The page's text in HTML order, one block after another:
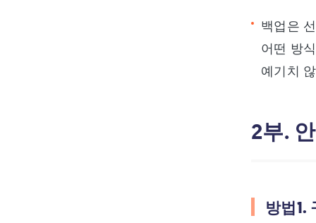
백업은
어떤 방
예기치
2부.
방법1.